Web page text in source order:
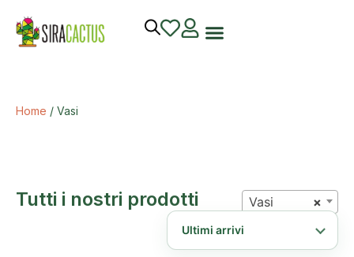
Home / Vasi
Tutti i nostri prodotti ×
Vasi